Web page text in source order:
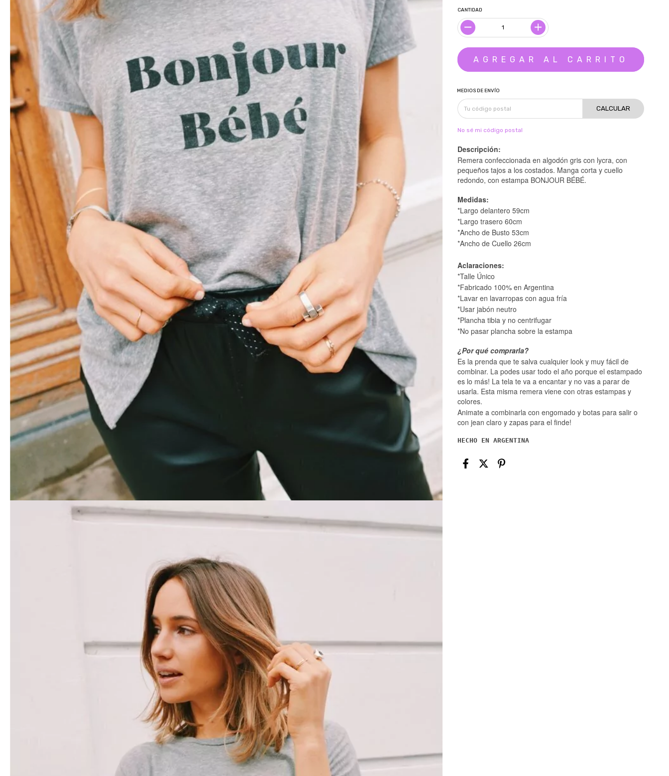
CANTIDAD
MEDIOS DE ENVÍO
CALCULAR
No sé mi código postal
Descripción:
Remera confeccionada en algodón gris con lycra, con
pequeños tajos a los costados. Manga corta y cuello
redondo, con estampa BONJOUR BÉBÉ.
Medidas:
*Largo delantero 59cm
*Largo trasero 60cm
*Ancho de Busto 53cm
*Ancho de Cuello 26cm
Aclaraciones:
*Talle Único
*Fabricado 100% en Argentina
*Lavar en lavarropas con agua fría
*Usar jabón neutro
*Plancha tibia y no centrifugar
*No pasar plancha sobre la estampa
¿Por qué comprarla?
Es la prenda que te salva cualquier look y muy fácil de
combinar. La podes usar todo el año porque el estampado
es lo más! La tela te va a encantar y no vas a parar de
usarla. Esta misma remera viene con otras estampas y
colores.
Animate a combinarla con engomado y botas para salir o
con jean claro y zapas para el finde!
HECHO EN ARGENTINA